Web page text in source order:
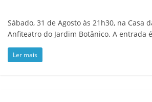
Sábado, 31 de Agosto às 21h30, na Casa
Anfiteatro do Jardim Botânico. A entrada
Ler mais